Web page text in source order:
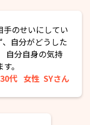
のせいにしてい
自分がどうした
自分自身の気持
。
30代 女性 SYさん